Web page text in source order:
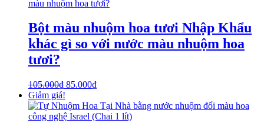
Bột màu nhuộm hoa tươi Nhập Khẩu
khác gì so với nước màu nhuộm hoa
tươi?
105.000₫ 85.000₫
Giảm giá!